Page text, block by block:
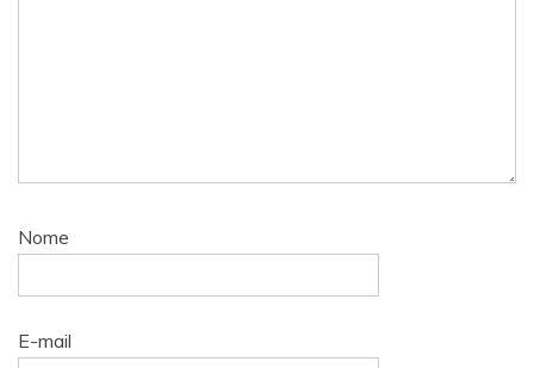
Nome
E-mail